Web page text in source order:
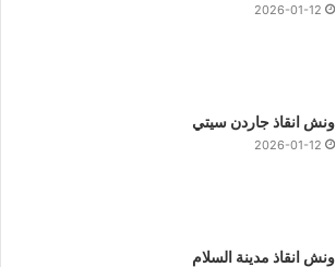
2026-01-12
ونش انقاذ جاردن سيتي
2026-01-12
ونش انقاذ مدينة السلام